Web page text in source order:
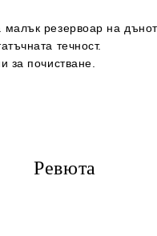
резервоар на
течност.
за почистване.
Ревюта